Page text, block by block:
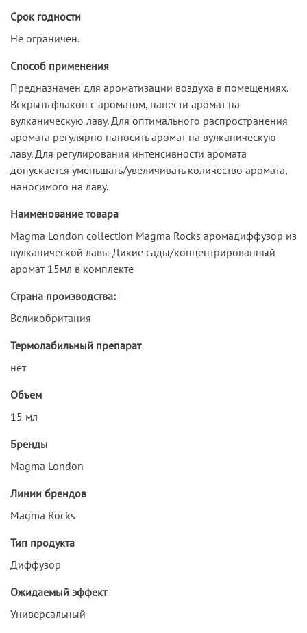
Срок годности
Не ограничен.
Способ применения
Предназначен для ароматизации воздуха в помещениях.
Вскрыть флакон с ароматом, нанести аромат на
вулканическую лаву. Для оптимального распространения
аромата регулярно наносить аромат на вулканическую
лаву. Для регулирования интенсивности аромата
допускается уменьшать/увеличивать количество аромата,
наносимого на лаву.
Наименование товара
Magma London collection Magma Rocks аромадиффузор из
вулканической лавы Дикие сады/концентрированный
аромат 15мл в комплекте
Страна производства:
Великобритания
Термолабильный препарат
нет
Объем
15 мл
Бренды
Magma London
Линии брендов
Magma Rocks
Тип продукта
Диффузор
Ожидаемый эффект
Универсальный